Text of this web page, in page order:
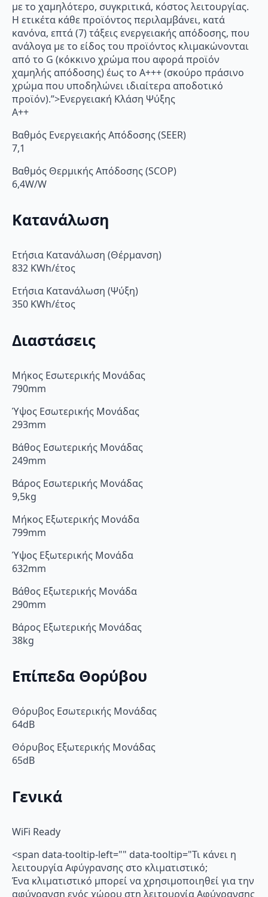
με το χαμηλότερο, συγκριτικά, κόστος λειτουργίας.
Η ετικέτα κάθε προϊόντος περιλαμβάνει, κατά
κανόνα, επτά (7) τάξεις ενεργειακής απόδοσης, που
ανάλογα με το είδος του προϊόντος κλιμακώνονται
από το G (κόκκινο χρώμα που αφορά προϊόν
χαμηλής απόδοσης) έως το Α+++ (σκούρο πράσινο
χρώμα που υποδηλώνει ιδιαίτερα αποδοτικό
προϊόν).”>Ενεργειακή Κλάση Ψύξης
A++
Βαθμός Ενεργειακής Απόδοσης (SEER)
7,1
Βαθμός Θερμικής Απόδοσης (SCOP)
6,4W/W
Κατανάλωση
Ετήσια Κατανάλωση (Θέρμανση)
832 KWh/έτος
Ετήσια Κατανάλωση (Ψύξη)
350 KWh/έτος
Διαστάσεις
Μήκος Εσωτερικής Μονάδας
790mm
Ύψος Εσωτερικής Μονάδας
293mm
Βάθος Εσωτερικής Μονάδας
249mm
Βάρος Εσωτερικής Μονάδας
9,5kg
Μήκος Εξωτερικής Μονάδα
799mm
Ύψος Εξωτερικής Μονάδα
632mm
Βάθος Εξωτερικής Μονάδα
290mm
Βάρος Εξωτερικής Μονάδας
38kg
Επίπεδα Θορύβου
Θόρυβος Εσωτερικής Μονάδας
64dB
Θόρυβος Εξωτερικής Μονάδας
65dB
Γενικά
WiFi Ready
<span data-tooltip-left="" data-tooltip="Τι κάνει η
λειτουργία Αφύγρανσης στο κλιματιστικό;
Ένα κλιματιστικό μπορεί να χρησιμοποιηθεί για την
αφύγρανση ενός χώρου στη λειτουργία Αφύγρανσης